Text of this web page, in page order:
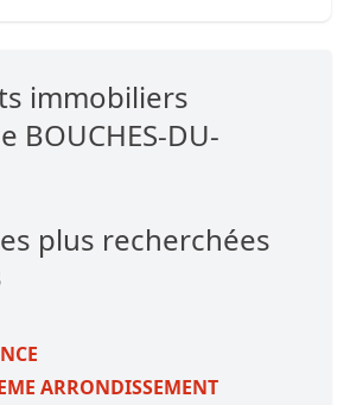
immobiliers
BOUCHES-DU-
plus recherchées
ARRONDISSEMENT